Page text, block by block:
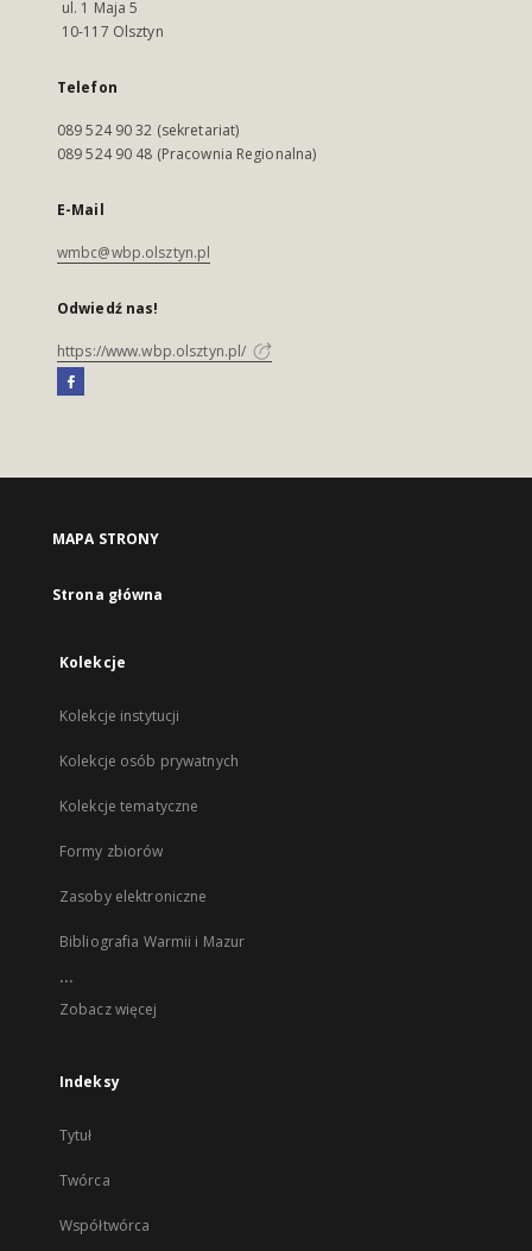
ul. 1 Maja 5
10-117 Olsztyn
Telefon
089 524 90 32 (sekretariat)
089 524 90 48 (Pracownia Regionalna)
E-Mail
wmbc@wbp.olsztyn.pl
Odwiedź nas!
https://www.wbp.olsztyn.pl/
MAPA STRONY
Strona główna
Kolekcje
Kolekcje instytucji
Kolekcje osób prywatnych
Kolekcje tematyczne
Formy zbiorów
Zasoby elektroniczne
Bibliografia Warmii i Mazur
...
Zobacz więcej
Indeksy
Tytuł
Twórca
Współtwórca